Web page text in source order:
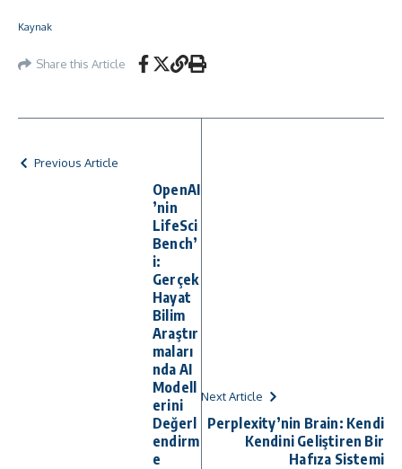
Kaynak
Share this Article
Previous Article
OpenAI
’nin
LifeSci
Bench’
i:
Gerçek
Hayat
Bilim
Araştır
maları
nda AI
Modell
erini
Değerl
endirm
e
Next Article
Perplexity’nin Brain: Kendi
Kendini Geliştiren Bir
Hafıza Sistemi